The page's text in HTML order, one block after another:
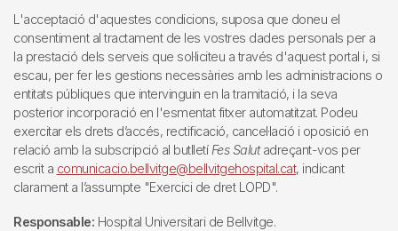
L'acceptació d'aquestes condicions, suposa que doneu el
consentiment al tractament de les vostres dades personals per a
la prestació dels serveis que sol·liciteu a través d'aquest portal i, si
escau, per fer les gestions necessàries amb les administracions o
entitats públiques que intervinguin en la tramitació, i la seva
posterior incorporació en l'esmentat fitxer automatitzat. Podeu
exercitar els drets d’accés, rectificació, cancel·lació i oposició en
relació amb la subscripció al butlletí Fes Salutadreçant-vos per
escrit a comunicacio.bellvitge@bellvitgehospital.cat, indicant
clarament a l’assumpte "Exercici de dret LOPD".
Responsable: Hospital Universitari de Bellvitge.